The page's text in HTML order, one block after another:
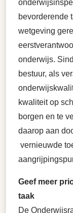
bevorderende
wetgeving
onderwijs.
bestuur, als
kwaliteit op
borgen en te
daarop aan
vernieuwde
Geef meer
taak
De